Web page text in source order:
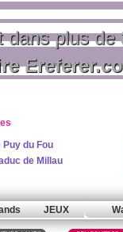
dans plus de
Puy du Fou
de Millau
JEUX